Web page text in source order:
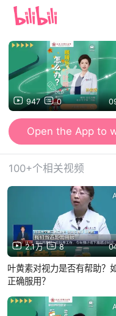
947 0
Open the App to
100+个相关视频
2.1万 8
叶黄素对视力是否有帮助？
正确服用？